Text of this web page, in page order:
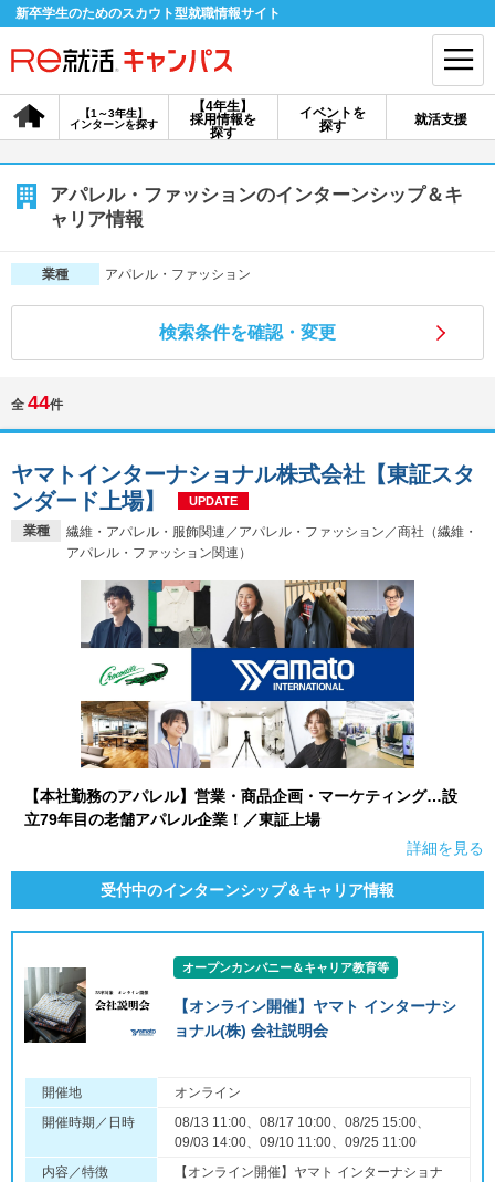
新卒学生のためのスカウト型就職情報サイト
【4年生】
採用情報を
探す
【1～3年生】
インターンを探す
イベントを
探す
就活支援
会員登録 ログイン
会員ID・パスワードを忘れた方はこちら
説明会を探す
インターンを探す
イベントを探す
就活ノウハウ・サポート
就活支援 就活コラム
適職診断
あなたに合う仕事を診断！
就活チャンネル
動画で対策講座をチェック
就活ニュースペーパー
就活時事ニュースを更新
よくある質問
不明点があればこちら
アパレル・ファッションのインターンシップ＆キ
ャリア情報
業種 アパレル・ファッション
検索条件を確認・変更
全 44件
業種
繊維・アパレル・服飾関連／アパレル・ファッション／商社（繊維・
アパレル・ファッション関連）
ヤマトインターナショナル株式会社【東証スタ
ンダード上場】
UPDATE
【本社勤務のアパレル】営業・商品企画・マーケティング…設
立79年目の老舗アパレル企業！／東証上場
詳細を見る
受付中のインターンシップ＆キャリア情報
オープンカンパニー＆キャリア教育等
【オンライン開催】ヤマト インターナシ
ョナル(株) 会社説明会
開催地
オンライン
開催時期／日時
08/13 11:00、08/17 10:00、08/25 15:00、
09/03 14:00、09/10 11:00、09/25 11:00
内容／特徴
【オンライン開催】ヤマト インターナショナ